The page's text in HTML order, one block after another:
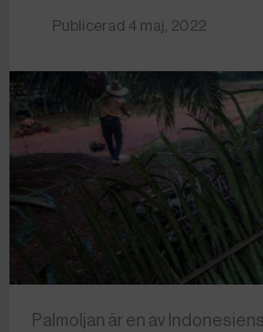
Publicerad 4 maj, 2022
Palmoljan är en av